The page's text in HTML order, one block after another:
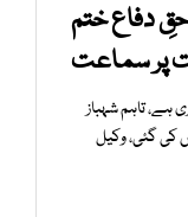
دفاع ختم
پر سماعت
ہے، تاہم شہباز
کی گئی، وکیل